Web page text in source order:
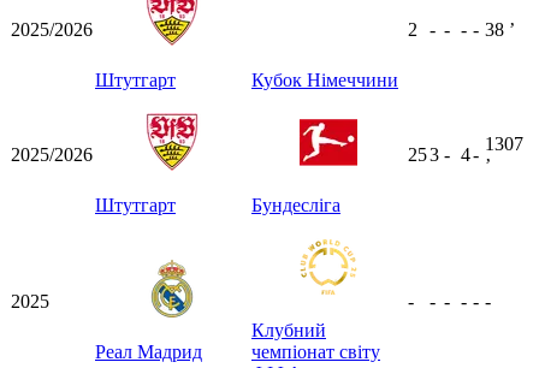
2025/2026
Штутгарт Кубок Німеччини
2 - - - - 38 ʼ
2025/2026
Штутгарт Бундесліга
253 - 4-
1307
ʼ
2025
Реал Мадрид
Клубний
чемпіонат світу
- - - - - -